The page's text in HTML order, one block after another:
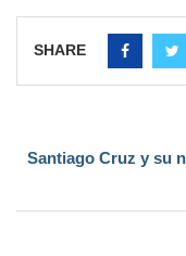
SHARE
Santiago Cruz y su